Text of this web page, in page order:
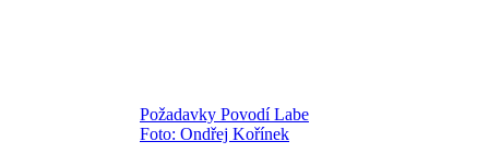
Požadavky Povodí Labe
Foto: Ondřej Kořínek